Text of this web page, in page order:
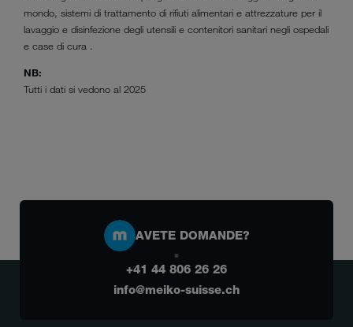
mondo, sistemi di trattamento di rifiuti alimentari e attrezzature per il
lavaggio e disinfezione degli utensili e contenitori sanitari negli ospedali
e case di cura .
NB:
Tutti i dati si vedono al 2025
AVETE DOMANDE?
+41 44 806 26 26
info@meiko-suisse.ch